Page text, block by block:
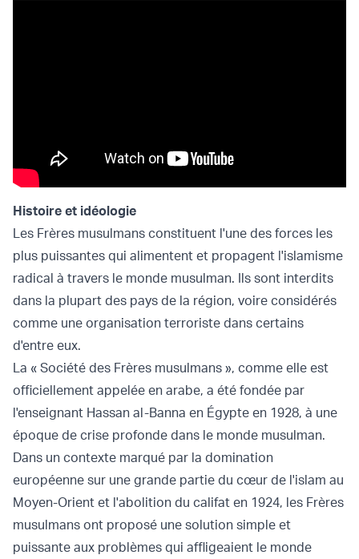
Histoire et idéologie
Les Frères musulmans constituent l'une des forces les
plus puissantes qui alimentent et propagent l'islamisme
radical à travers le monde musulman. Ils sont interdits
dans la plupart des pays de la région, voire considérés
comme une organisation terroriste dans certains
d'entre eux.
La « Société des Frères musulmans », comme elle est
officiellement appelée en arabe, a été fondée par
l'enseignant Hassan al-Banna en Égypte en 1928, à une
époque de crise profonde dans le monde musulman.
Dans un contexte marqué par la domination
européenne sur une grande partie du cœur de l'islam au
Moyen-Orient et l'abolition du califat en 1924, les Frères
musulmans ont proposé une solution simple et
puissante aux problèmes qui affligeaient le monde